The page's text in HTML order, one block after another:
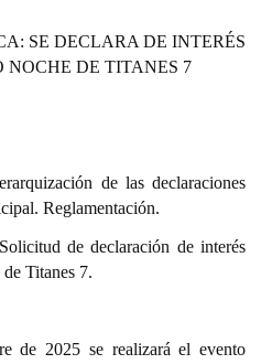
SE DECLARA DE INTERÉS
DE TITANES 7
de las declaraciones
Reglamentación.
de declaración de interés
Titanes 7.
de 2025 se realizará el evento